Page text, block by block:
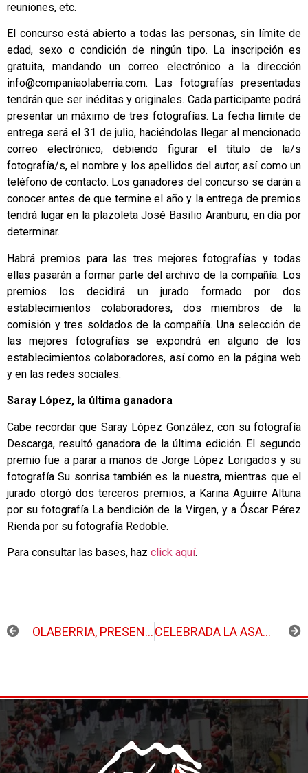
reuniones, etc.
El concurso está abierto a todas las personas, sin límite de
edad, sexo o condición de ningún tipo. La inscripción es
gratuita, mandando un correo electrónico a la dirección
info@companiaolaberria.com. Las fotografías presentadas
tendrán que ser inéditas y originales. Cada participante podrá
presentar un máximo de tres fotografías. La fecha límite de
entrega será el 31 de julio, haciéndolas llegar al mencionado
correo electrónico, debiendo figurar el título de la/s
fotografía/s, el nombre y los apellidos del autor, así como un
teléfono de contacto. Los ganadores del concurso se darán a
conocer antes de que termine el año y la entrega de premios
tendrá lugar en la plazoleta José Basilio Aranburu, en día por
determinar.
Habrá premios para las tres mejores fotografías y todas
ellas pasarán a formar parte del archivo de la compañía. Los
premios los decidirá un jurado formado por dos
establecimientos colaboradores, dos miembros de la
comisión y tres soldados de la compañía. Una selección de
las mejores fotografías se expondrá en alguno de los
establecimientos colaboradores, así como en la página web
y en las redes sociales.
Saray López, la última ganadora
Cabe recordar que Saray López González, con su fotografía
Descarga, resultó ganadora de la última edición. El segundo
premio fue a parar a manos de Jorge López Lorigados y su
fotografía Su sonrisa también es la nuestra, mientras que el
jurado otorgó dos terceros premios, a Karina Aguirre Altuna
por su fotografía La bendición de la Virgen, y a Óscar Pérez
Rienda por su fotografía Redoble.
Para consultar las bases, haz click aquí.
OLABERRIA, PRESENTE EN LA COMIDA ANUAL ENTRE AMBOS ALARDES CELEBRADA LA ASAMBLEA ORDINARIA EN NEKAZARIEN ETXEA